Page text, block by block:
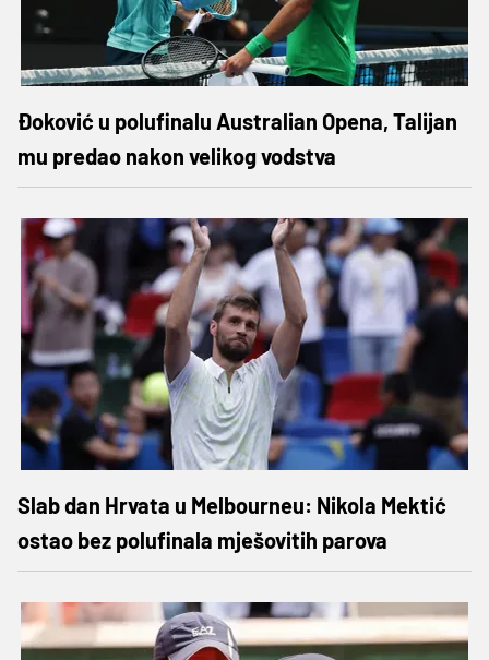
Đoković u polufinalu Australian Opena, Talijan
mu predao nakon velikog vodstva
Slab dan Hrvata u Melbourneu: Nikola Mektić
ostao bez polufinala mješovitih parova